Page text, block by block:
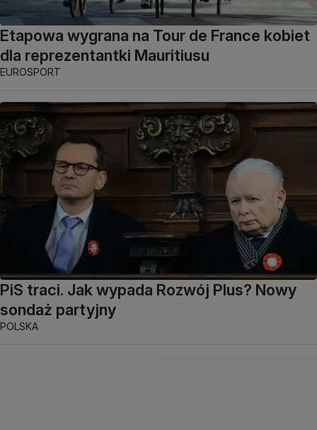
Etapowa wygrana na Tour de France kobiet
dla reprezentantki Mauritiusu
EUROSPORT
PiS traci. Jak wypada Rozwój Plus? Nowy
sondaż partyjny
POLSKA